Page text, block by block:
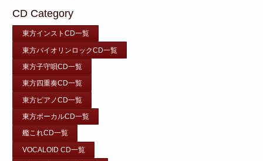
CD Category
東方インストCD一覧
東方バイオリンロックCD一覧
東方子守唄CD一覧
東方四重奏CD一覧
東方ピアノCD一覧
東方ボーカルCD一覧
艦これCD一覧
VOCALOID CD一覧